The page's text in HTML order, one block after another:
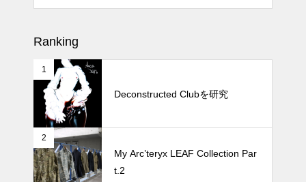
牛兵衛 草庵 西武渋谷が閉店する
Ranking
1
Deconstructed Clubを研究
2
My Arc’teryx LEAF Collection Par
t.2